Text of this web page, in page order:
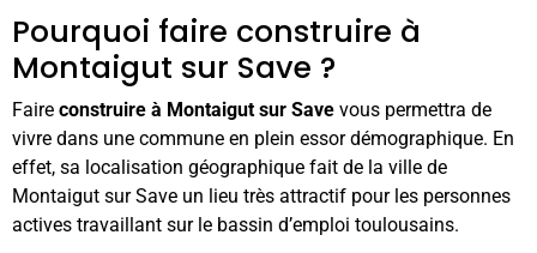
Pourquoi faire construire à
Montaigut sur Save ?
Faire construire à Montaigut sur Save vous permettra de
vivre dans une commune en plein essor démographique. En
effet, sa localisation géographique fait de la ville de
Montaigut sur Save un lieu très attractif pour les personnes
actives travaillant sur le bassin d’emploi toulousains.